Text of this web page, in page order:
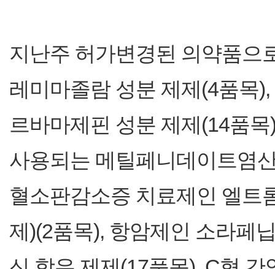
지난주 허가변경된 의약품으
레미마졸람 성분 제제(4품목
르바마제핀 성분 제제(14품
사용되는 메틸페니데이트염
혈소판감소증 치료제인 엘트
제)(2품목), 항암제인 소라페